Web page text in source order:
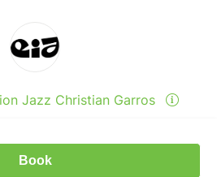
Jazz Christian Garros
Aignan, France
06 08 52 17 37
Book